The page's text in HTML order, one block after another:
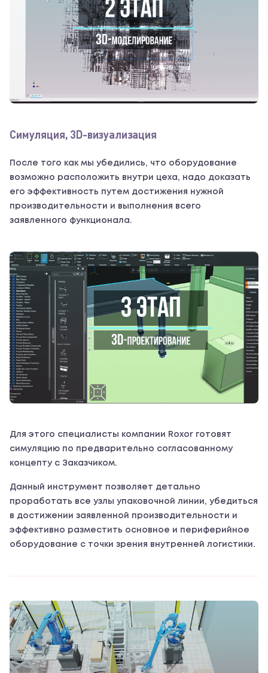
Симуляция, 3D-визуализация
После того как мы убедились, что оборудование
возможно расположить внутри цеха, надо доказать
его эффективность путем достижения нужной
производительности и выполнения всего
заявленного функционала.
Для этого специалисты компании Roxor готовят
симуляцию по предварительно согласованному
концепту с Заказчиком.
Данный инструмент позволяет детально
проработать все узлы упаковочной линии, убедиться
в достижении заявленной производительности и
эффективно разместить основное и периферийное
оборудование с точки зрения внутренней логистики.